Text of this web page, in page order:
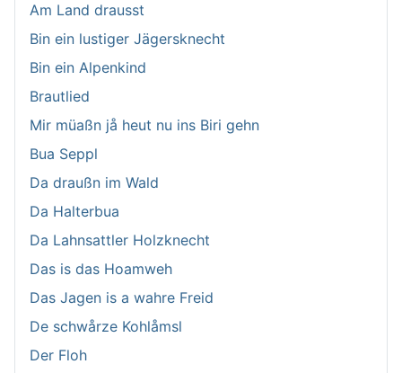
Am Land drausst
Bin ein lustiger Jägersknecht
Bin ein Alpenkind
Brautlied
Mir müaßn jå heut nu ins Biri gehn
Bua Seppl
Da draußn im Wald
Da Halterbua
Da Lahnsattler Holzknecht
Das is das Hoamweh
Das Jagen is a wahre Freid
De schwårze Kohlåmsl
Der Floh